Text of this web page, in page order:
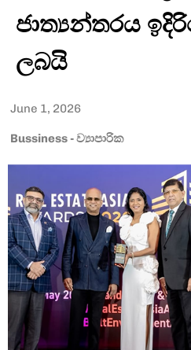
Type and hit enter
ජාත්‍යන්තරය
ලබයි
June 1, 2026
Bussiness - ව්‍යාපාරික